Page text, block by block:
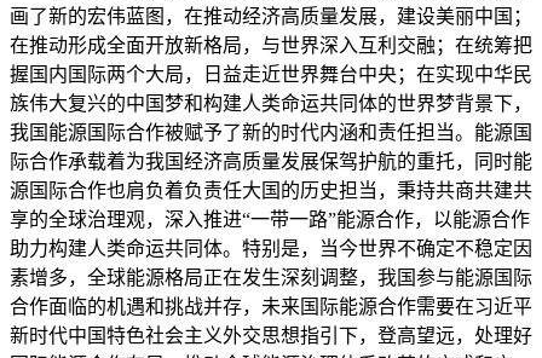
画了新的宏伟蓝图，在推动经济高质量发展，建设美丽中国；
在推动形成全面开放新格局，与世界深入互利交融；在统筹把
握国内国际两个大局，日益走近世界舞台中央；在实现中华民
族伟大复兴的中国梦和构建人类命运共同体的世界梦背景下，
我国能源国际合作被赋予了新的时代内涵和责任担当。能源国
际合作承载着为我国经济高质量发展保驾护航的重托，同时能
源国际合作也肩负着负责任大国的历史担当，秉持共商共建共
享的全球治理观，深入推进“一带一路”能源合作，以能源合作
助力构建人类命运共同体。特别是，当今世界不确定不稳定因
素增多，全球能源格局正在发生深刻调整，我国参与能源国际
合作面临的机遇和挑战并存，未来国际能源合作需要在习近平
新时代中国特色社会主义外交思想指引下，登高望远，处理好